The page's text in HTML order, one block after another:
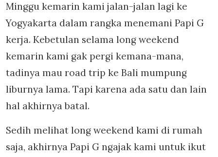
Minggu kemarin kami jalan-jalan lagi ke
Yogyakarta dalam rangka menemani Papi G
kerja. Kebetulan selama long weekend
kemarin kami gak pergi kemana-mana,
tadinya mau road trip ke Bali mumpung
liburnya lama. Tapi karena ada satu dan lain
hal akhirnya batal.
Sedih melihat long weekend kami di rumah
saja, akhirnya Papi G ngajak kami untuk ikut